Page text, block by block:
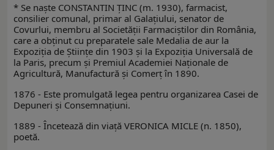
* Se naşte CONSTANTIN ȚINC (m. 1930), farmacist,
consilier comunal, primar al Galaţiului, senator de
Covurlui, membru al Societății Farmaciştilor din România,
care a obținut cu preparatele sale Medalia de aur la
Expoziția de Ştiinţe din 1903 și la Expoziția Universală de
la Paris, precum şi Premiul Academiei Naţionale de
Agricultură, Manufactură și Comerţ în 1890.
1876 - Este promulgată legea pentru organizarea Casei de
Depuneri şi Consemnaţiuni.
1889 - Încetează din viaţă VERONICA MICLE (n. 1850),
poetă.